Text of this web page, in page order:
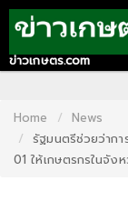
HOME
CONTACT
US
ข่าวเกษตร.com
Home
News
รัฐมนตรีช่วยว่าก
01 ให้เกษตรกรในจัง